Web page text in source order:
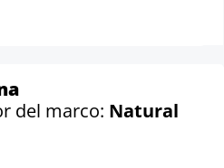
del marco: Natural